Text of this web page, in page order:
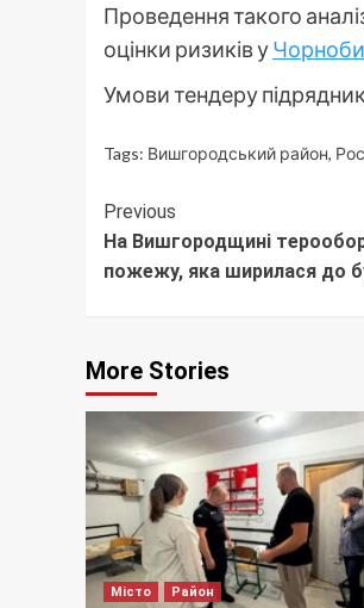
Проведення такого
оцінки ризиків у
Умови тендеру
Tags: Вишгородський район,
Continue
Reading
Previous
На Вишгородщині
пожежу, яка ширилася до
More Stories
Місто Район